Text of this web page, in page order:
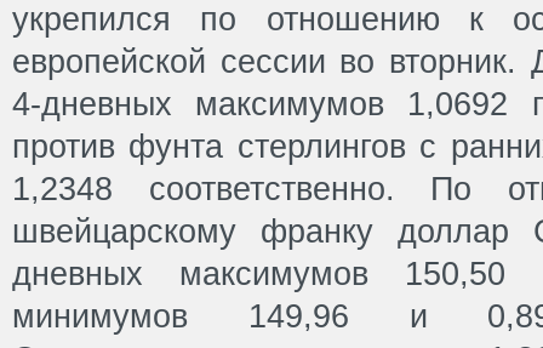
укрепился по отношению к
европейской сессии во
4-дневных максимумов 1,0692
против фунта стерлингов с
1,2348 соответственно. По
швейцарскому франку
дневных максимумов
минимумов 149,96 и